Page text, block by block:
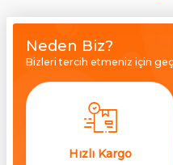
Neden Biz?
Bizleri tercih etmeniz için
Hızlı Kargo